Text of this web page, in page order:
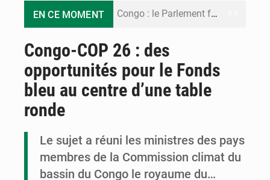
EN CE MOMENT Congo : le Parlement formule 28 recommandations sur le Cadre budgétaire 2027-2029
Congo : la Grande foire agricole pour renforcer la souveraineté alimentaire
Congo-COP 26 : des
opportunités pour le Fonds
bleu au centre d’une table
ronde
Le sujet a réuni les ministres des pays
membres de la Commission climat du
bassin du Congo le royaume du…